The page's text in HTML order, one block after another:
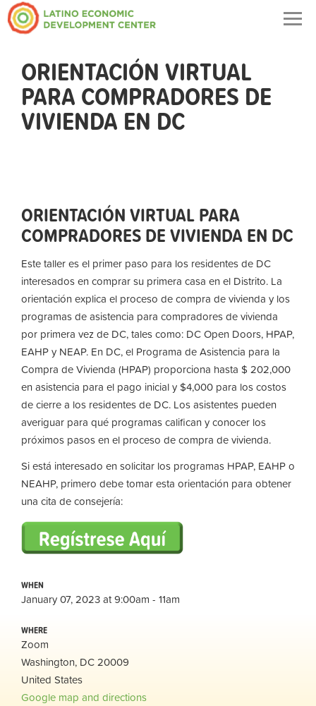
ORIENTACIÓN VIRTUAL
PARA COMPRADORES DE
VIVIENDA EN DC
ORIENTACIÓN VIRTUAL PARA
COMPRADORES DE VIVIENDA EN DC
Este taller es el primer paso para los residentes de DC
interesados ​​en comprar su primera casa en el Distrito. La
orientación explica el proceso de compra de vivienda y los
programas de asistencia para compradores de vivienda
por primera vez de DC, tales como: DC Open Doors, HPAP,
EAHP y NEAP. En DC, el Programa de Asistencia para la
Compra de Vivienda (HPAP) proporciona hasta $ 202,000
en asistencia para el pago inicial y $4,000 para los costos
de cierre a los residentes de DC. Los asistentes pueden
averiguar para qué programas califican y conocer los
próximos pasos en el proceso de compra de vivienda.
Si está interesado en solicitar los programas HPAP, EAHP o
NEAHP, primero debe tomar esta orientación para obtener
una cita de consejería:
WHEN
January 07, 2023 at 9:00am - 11am
WHERE
Zoom
Washington, DC 20009
United States
Google map and directions